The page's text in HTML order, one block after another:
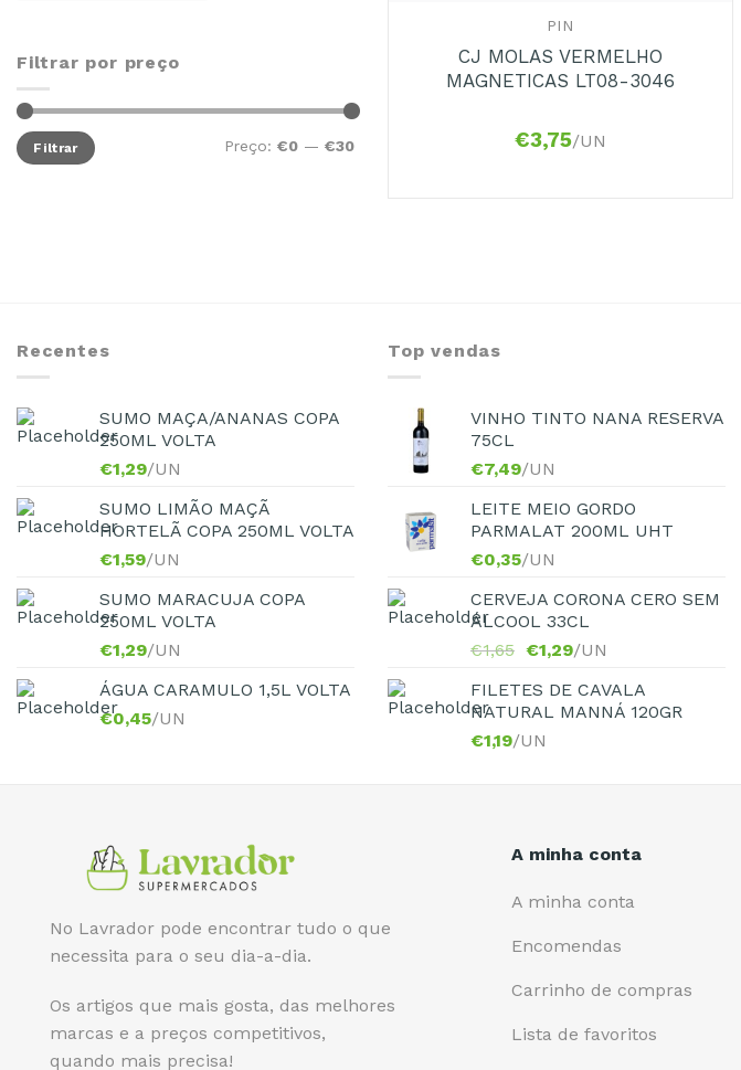
Filtrar por preço
Filtrar Preço: €0 — €30
PIN
CJ MOLAS VERMELHO
MAGNETICAS LT08-3046
€3,75/UN
Recentes
SUMO MAÇA/ANANAS COPA
250ML VOLTA
€1,29/UN
SUMO LIMÃO MAÇÃ
HORTELÃ COPA 250ML VOLTA
€1,59/UN
SUMO MARACUJA COPA
250ML VOLTA
€1,29/UN
ÁGUA CARAMULO 1,5L VOLTA
€0,45/UN
Top vendas
VINHO TINTO NANA RESERVA
75CL
€7,49/UN
LEITE MEIO GORDO
PARMALAT 200ML UHT
€0,35/UN
CERVEJA CORONA CERO SEM
ÁLCOOL 33CL
€1,65 €1,29/UN
FILETES DE CAVALA
NATURAL MANNÁ 120GR
€1,19/UN
No Lavrador pode encontrar tudo o que
necessita para o seu dia-a-dia.
Os artigos que mais gosta, das melhores
marcas e a preços competitivos,
quando mais precisa!
A minha conta
A minha conta
Encomendas
Carrinho de compras
Lista de favoritos